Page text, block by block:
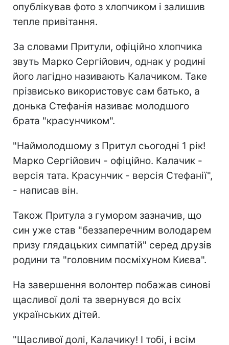
опублікував фото з хлопчиком і залишив
тепле привітання.
За словами Притули, офіційно хлопчика
звуть Марко Сергійович, однак у родині
його лагідно називають Калачиком. Таке
прізвисько використовує сам батько, а
донька Стефанія називає молодшого
брата "красунчиком".
"Наймолодшому з Притул сьогодні 1 рік!
Марко Сергійович - офіційно. Калачик -
версія тата. Красунчик - версія Стефанії",
- написав він.
Також Притула з гумором зазначив, що
син уже став "беззаперечним володарем
призу глядацьких симпатій" серед друзів
родини та "головним посміхуном Києва".
На завершення волонтер побажав синові
щасливої долі та звернувся до всіх
українських дітей.
"Щасливої долі, Калачику! І тобі, і всім